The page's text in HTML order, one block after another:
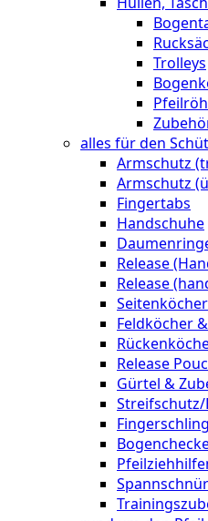
Trolleys
alles für den
Armschutz
Armschutz
Fingertabs
Handschuhe
Release
Release
Seitenköcher
Feldköcher
Release
Gürtel &